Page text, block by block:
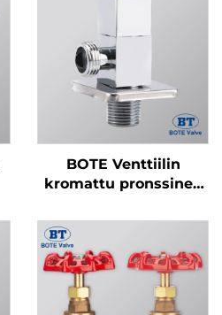
BOTE Venttiilin
kromattu pronssinen
Neliömäinen
kylpyhuoneen ja
keittiön putkistoon